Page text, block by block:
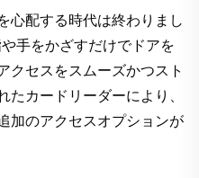
心配する時代は終わりまし
手をかざすだけでドアを
クセスをスムーズかつスト
たカードリーダーにより、
加のアクセスオプションが